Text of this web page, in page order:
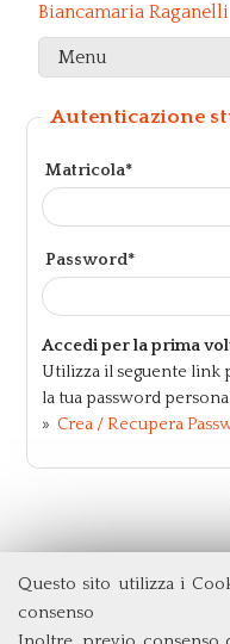
Questo sito utilizza i
consenso
Biancamaria Raganelli
Menu
Autenticazione
Matricola*
Password*
Accedi per la prima
Utilizza il seguente link
la tua password
» Crea / Recupera
Università degli